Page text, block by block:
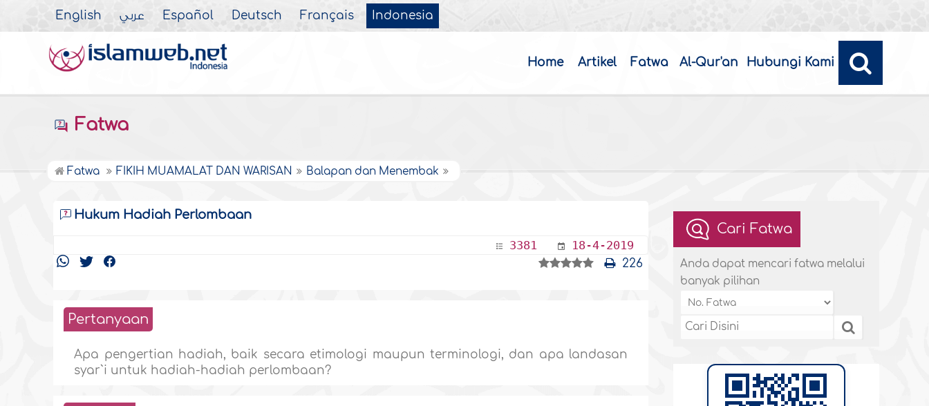
English عربي Español Deutsch Français Indonesia
Home Artikel Fatwa Al-Qur'an Hubungi Kami
Fatwa
Fatwa FIKIH MUAMALAT DAN WARISAN Balapan dan Menembak
Hukum Hadiah Perlombaan
3381 18-4-2019
226
Pertanyaan
Apa pengertian hadiah, baik secara etimologi maupun terminologi, dan apa landasan
syar`i untuk hadiah-hadiah perlombaan?
Cari Fatwa
Anda dapat mencari fatwa melalui
banyak pilihan